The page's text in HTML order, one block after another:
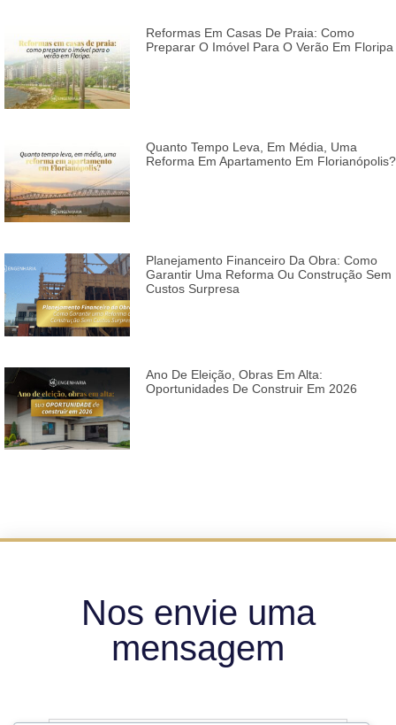
Reformas Em Casas De Praia: Como
Preparar O Imóvel Para O Verão Em Floripa
Quanto Tempo Leva, Em Média, Uma
Reforma Em Apartamento Em Florianópolis?
Planejamento Financeiro Da Obra: Como
Garantir Uma Reforma Ou Construção Sem
Custos Surpresa
Ano De Eleição, Obras Em Alta:
Oportunidades De Construir Em 2026
Nos envie uma
mensagem